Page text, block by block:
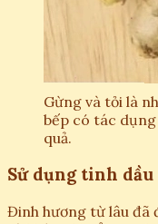
Gừng và tỏi là
bếp có tác
quả.
Sử dụng tinh
Đinh hương từ lâu đã